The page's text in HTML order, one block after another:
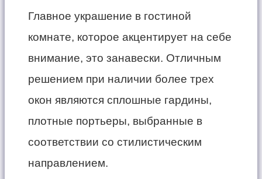
Главное украшение в гостиной
комнате, которое акцентирует на себе
внимание, это занавески. Отличным
решением при наличии более трех
окон являются сплошные гардины,
плотные портьеры, выбранные в
соответствии со стилистическим
направлением.